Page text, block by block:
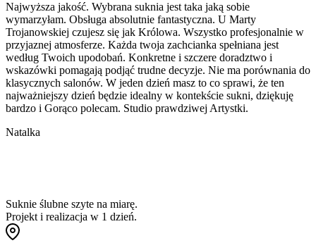
Najwyższa jakość. Wybrana suknia jest taka jaką sobie
wymarzyłam. Obsługa absolutnie fantastyczna. U Marty
Trojanowskiej czujesz się jak Królowa. Wszystko profesjonalnie w
przyjaznej atmosferze. Każda twoja zachcianka spełniana jest
według Twoich upodobań. Konkretne i szczere doradztwo i
wskazówki pomagają podjąć trudne decyzje. Nie ma porównania do
klasycznych salonów. W jeden dzień masz to co sprawi, że ten
najważniejszy dzień będzie idealny w kontekście sukni, dziękuję
bardzo i Gorąco polecam. Studio prawdziwej Artystki.
Natalka
Suknie ślubne szyte na miarę.
Projekt i realizacja w 1 dzień.